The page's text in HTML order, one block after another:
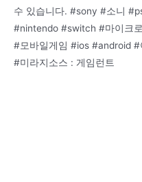
수 있습니다. #sony #소니
#nintendo #switch #마이크
#모바일게임 #ios #android
#미라지소스 : 게임런트